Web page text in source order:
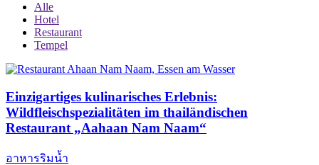
Alle
Hotel
Restaurant
Tempel
Einzigartiges kulinarisches Erlebnis:
Wildfleischspezialitäten im thailändischen
Restaurant „Aahaan Nam Naam“
อาหารริมน้ำ